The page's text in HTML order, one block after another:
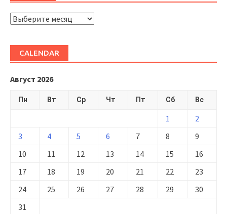
ARHIVĂ
CALENDAR
Август 2026
Пн Вт Ср Чт Пт Сб Вс
1
2
3
4 5 6 7 8
9
10
11 12 13 14 15
16
17
18 19 20 21 22
23
24
25 26 27 28 29
30
31